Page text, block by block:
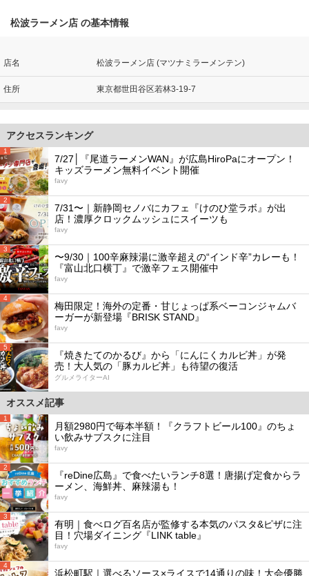
松波ラーメン店 の基本情報
店名 松波ラーメン店 (マツナミラーメンテン)
住所 東京都世田谷区若林3-19-7
アクセスランキング
1
7/27│『尾道ラーメンWAN』が広島HiroPaにオープン！
キッズラーメン無料イベント開催
favy
2
7/31〜｜新静岡セノバにカフェ『けのひ堂ラボ』が出
店！濃厚クロックムッシュにスイーツも
favy
3
〜9/30｜100辛麻辣湯に激辛超えの“インド辛”カレーも！
『富山北口横丁』で激辛フェス開催中
favy
4
梅田限定！海外の定番・甘じょっぱ系ベーコンジャムバ
ーガーが新登場『BRISK STAND』
favy
5
『焼きたてのかるび』から「にんにくカルビ丼」が発
売！大人気の「豚カルビ丼」も待望の復活
グルメライターAI
オススメ記事
1
月額2980円で毎本半額！『クラフトビール100』のちょ
い飲みサブスクに注目
favy
2
『reDine広島』で食べたいランチ8選！唐揚げ定食からラ
ーメン、海鮮丼、麻辣湯も！
favy
3
有明｜食べログ百名店が監修する本気のパスタ&ピザに注
目！穴場ダイニング『LINK table』
favy
4
浜松町駅｜選べるソース×ライスで14通りの味！大会優勝